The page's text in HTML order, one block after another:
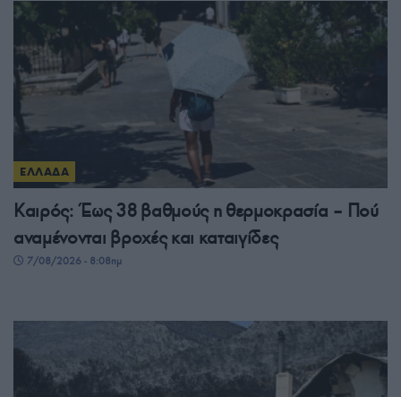
ΕΛΛΑΔΑ
Καιρός: Έως 38 βαθμούς η θερμοκρασία – Πού
αναμένονται βροχές και καταιγίδες
7/08/2026 - 8:08πμ